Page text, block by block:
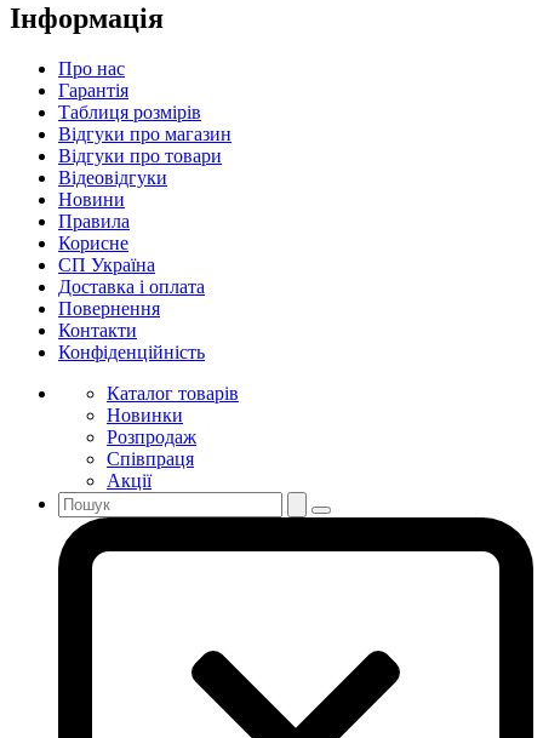
Інформація
Про нас
Гарантія
Таблиця розмірів
Відгуки про магазин
Відгуки про товари
Відеовідгуки
Новини
Правила
Корисне
СП Україна
Доставка і оплата
Повернення
Контакти
Конфіденційність
Каталог товарів
Новинки
Розпродаж
Співпраця
Акції